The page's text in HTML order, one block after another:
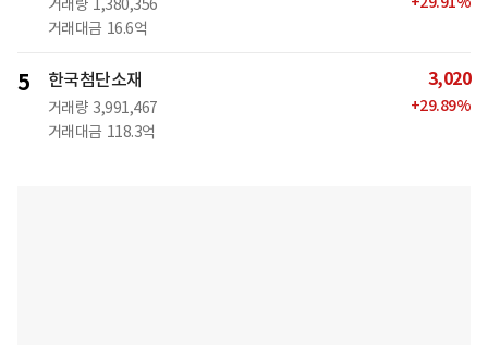
거래량 1,380,356
거래대금 16.6억
5 한국첨단소재
거래량 3,991,467
거래대금 118.3억
3,020
+29.89%